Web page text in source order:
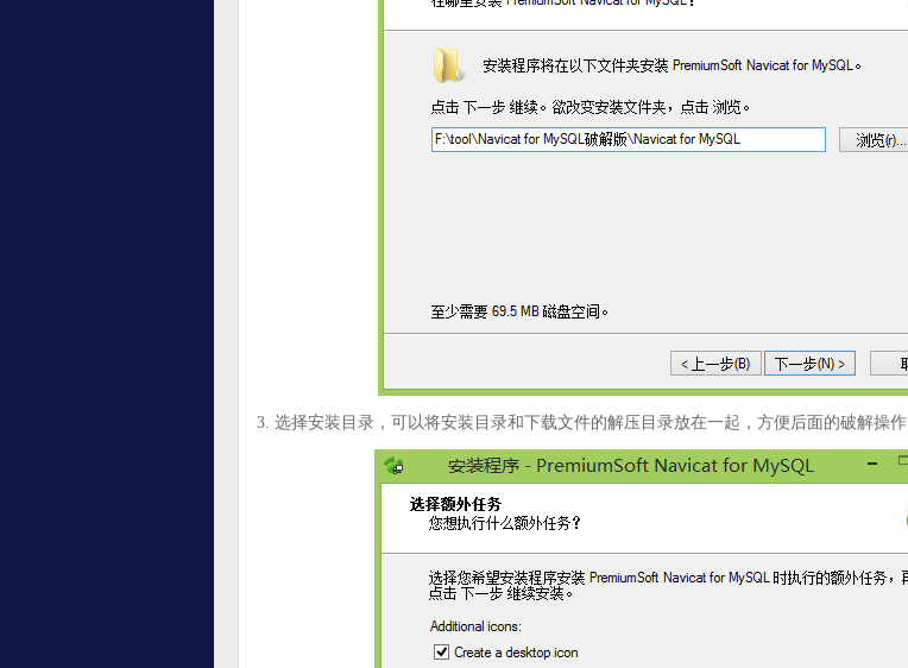
3. 选择安装目录，可以将安装目录和下载文件的解压目录放在一起，方便后面的破解操作